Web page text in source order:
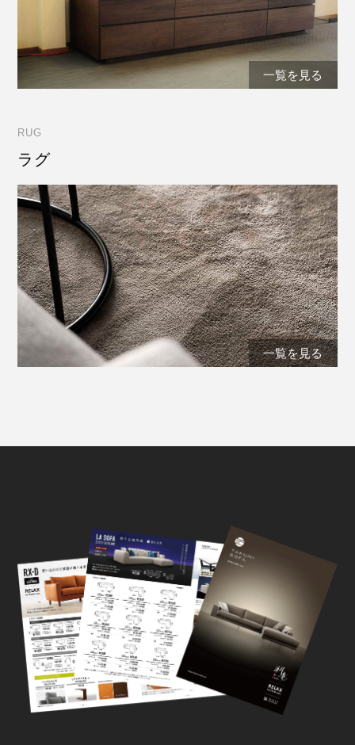
一覧を見る
RUG
ラグ
一覧を見る